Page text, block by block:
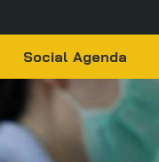
Social Agenda